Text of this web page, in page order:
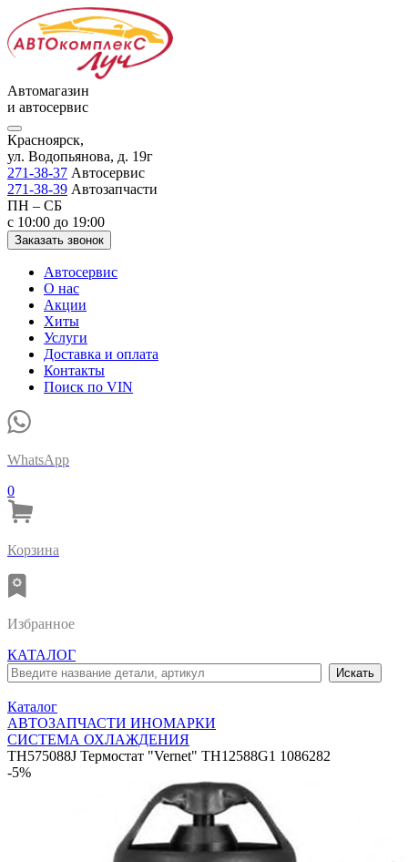
Автомагазин
и автосервис
Красноярск,
ул. Водопьянова, д. 19г
271-38-37 Автосервис
271-38-39 Автозапчасти
ПН – СБ
с 10:00 до 19:00
Заказать звонок
Автосервис
О нас
Акции
Хиты
Услуги
Доставка и оплата
Контакты
Поиск по VIN
WhatsApp
0
Корзина
Избранное
КАТАЛОГ
Каталог
АВТОЗАПЧАСТИ ИНОМАРКИ
СИСТЕМА ОХЛАЖДЕНИЯ
TH575088J Термостат "Vernet" TH12588G1 1086282
-5%